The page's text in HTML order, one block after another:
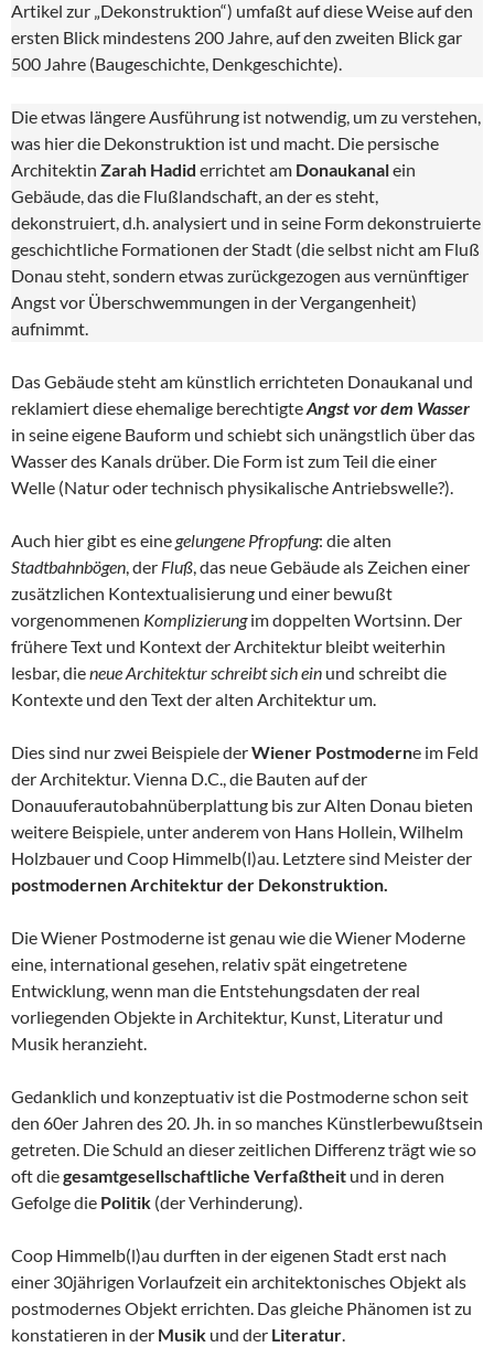
Artikel zur „Dekonstruktion“) umfaßt auf diese Weise auf den
ersten Blick mindestens 200 Jahre, auf den zweiten Blick gar
500 Jahre (Baugeschichte, Denkgeschichte).
Die etwas längere Ausführung ist notwendig, um zu verstehen,
was hier die Dekonstruktion ist und macht. Die persische
Architektin Zarah Hadid errichtet am Donaukanalein
Gebäude, das die Flußlandschaft, an der es steht,
dekonstruiert, d.h. analysiert und in seine Form dekonstruierte
geschichtliche Formationen der Stadt (die selbst nicht am Fluß
Donau steht, sondern etwas zurückgezogen aus vernünftiger
Angst vor Überschwemmungen in der Vergangenheit)
aufnimmt.
Das Gebäude steht am künstlich errichteten Donaukanal und
reklamiert diese ehemalige berechtigteAngst vor dem Wasser
in seine eigene Bauform und schiebt sich unängstlich über das
Wasser des Kanals drüber. Die Form ist zum Teil die einer
Welle (Natur oder technisch physikalische Antriebswelle?).
Auch hier gibt es eine gelungene Pfropfung: die alten
Stadtbahnbögen, der Fluß, das neue Gebäude als Zeichen einer
zusätzlichen Kontextualisierung und einer bewußt
vorgenommenen Komplizierungim doppelten Wortsinn. Der
frühere Text und Kontext der Architektur bleibt weiterhin
lesbar, dieneue Architektur schreibt sich ein und schreibt die
Kontexte und den Text der alten Architektur um.
Dies sind nur zwei Beispiele derWiener Postmoderne im Feld
der Architektur. Vienna D.C., die Bauten auf der
Donauuferautobahnüberplattung bis zur Alten Donau bieten
weitere Beispiele, unter anderem von Hans Hollein, Wilhelm
Holzbauer und Coop Himmelb(l)au. Letztere sind Meister der
postmodernen Architektur der Dekonstruktion.
Die Wiener Postmoderne ist genau wie die Wiener Moderne
eine, international gesehen, relativ spät eingetretene
Entwicklung, wenn man die Entstehungsdaten der real
vorliegenden Objekte in Architektur, Kunst, Literatur und
Musik heranzieht.
Gedanklich und konzeptuativ ist die Postmoderne schon seit
den 60er Jahren des 20. Jh. in so manches Künstlerbewußtsein
getreten. Die Schuld an dieser zeitlichen Differenz trägt wie so
oft diegesamtgesellschaftliche Verfaßtheit und in deren
Gefolge die Politik (der Verhinderung).
Coop Himmelb(l)au durften in der eigenen Stadt erst nach
einer 30jährigen Vorlaufzeit ein architektonisches Objekt als
postmodernes Objekt errichten. Das gleiche Phänomen ist zu
konstatieren in der Musik und der Literatur.